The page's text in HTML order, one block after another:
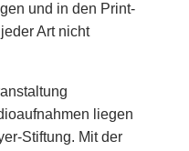
und in den Print-
Art nicht
liegen
Stiftung. Mit der